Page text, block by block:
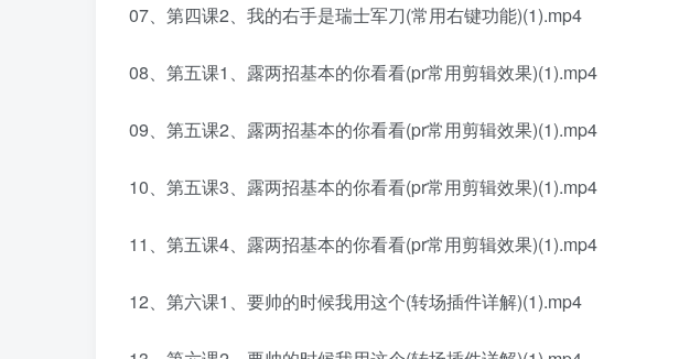
07、第四课2、我的右手是瑞士军刀(常用右键功能)(1).mp4
08、第五课1、露两招基本的你看看(pr常用剪辑效果)(1).mp4
09、第五课2、露两招基本的你看看(pr常用剪辑效果)(1).mp4
10、第五课3、露两招基本的你看看(pr常用剪辑效果)(1).mp4
11、第五课4、露两招基本的你看看(pr常用剪辑效果)(1).mp4
12、第六课1、要帅的时候我用这个(转场插件详解)(1).mp4